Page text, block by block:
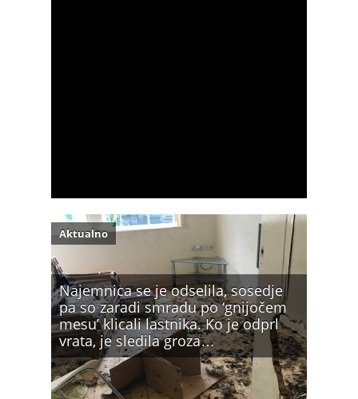
Najemnica se je odselila, sosedje
pa so zaradi smradu po ‘gnijočem
mesu’ klicali lastnika. Ko je odprl
vrata, je sledila groza…
Aktualno